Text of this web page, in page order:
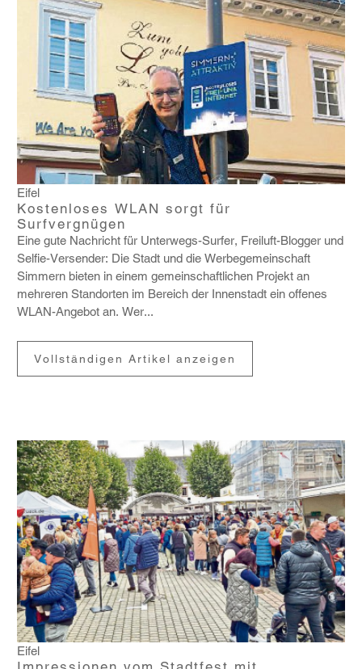
Eifel
Kostenloses WLAN sorgt für
Surfvergnügen
Eine gute Nach­richt für Unter­wegs-Surfer, Frei­luft-Blogger und
Selfie-Versender: Die Stadt und die Werbe­ge­mein­schaft
Simmern bieten in einem gemein­schaft­li­chen Projekt an
mehreren Stand­orten im Bereich der Innen­stadt ein offenes
WLAN-Angebot an. Wer...
Vollständigen Artikel anzeigen
Eifel